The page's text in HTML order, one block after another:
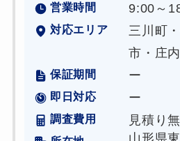
営業時間 9:00～
対応エリア
三川町
市・庄内
保証期間 ー
即日対応 ー
調査費用 見積り